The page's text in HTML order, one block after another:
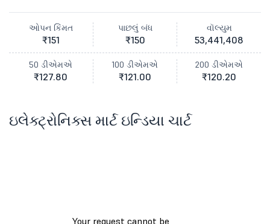
ઓપન કિંમત
₹151
પાછલું બંધ
₹150
વૉલ્યુમ
53,441,408
50 ડીએમએ
₹127.80
100 ડીએમએ
₹121.00
200 ડીએમએ
₹120.20
ઇલેક્ટ્રોનિક્સ માર્ટ ઇન્ડિયા ચાર્ટ